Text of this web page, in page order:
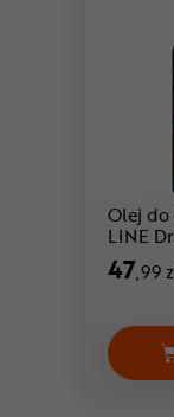
Olej do
LINE
Cena: 47
47,99